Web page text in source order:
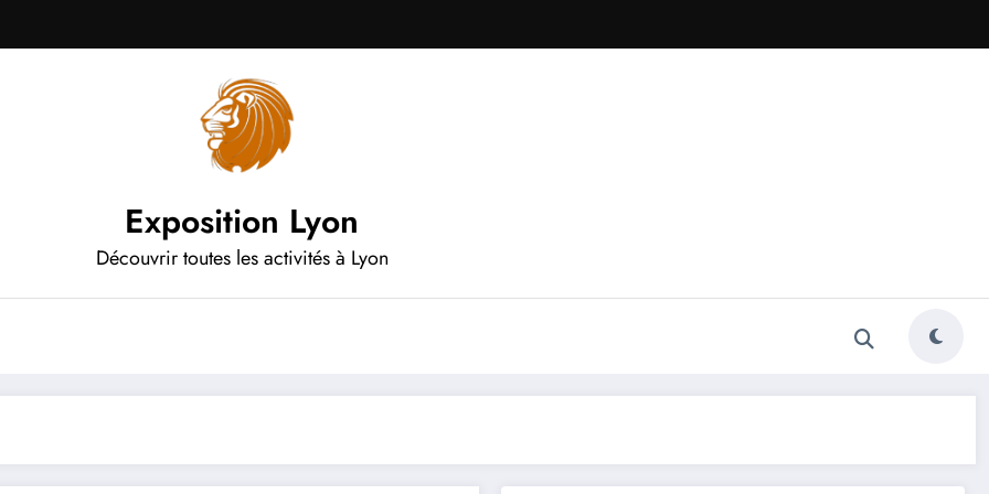
Exposition Lyon
Découvrir toutes les activités à Lyon